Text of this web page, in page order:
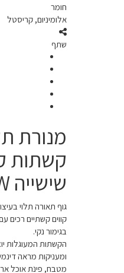
חומר
אלומיניום, קריסטל
שתף
מנורת
קשתות
שישייה 42W
גוף תאורה תלוי
קווים קשתיים רכים
בגימור נקי.
הקשתות המעוגלות
ומעניקות מראה
מטבח, פינת אוכל